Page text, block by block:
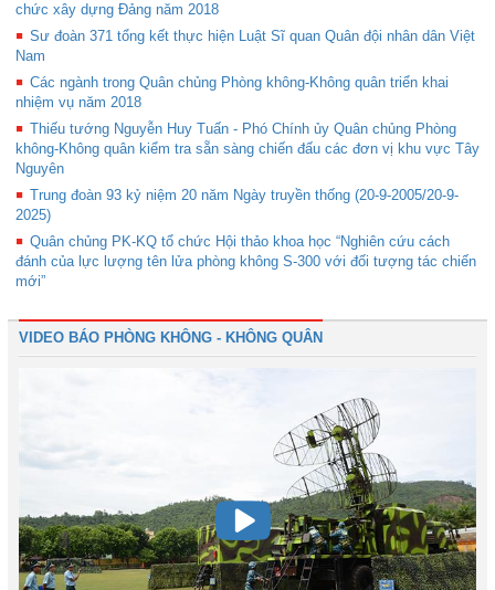
chức xây dựng Đảng năm 2018
Sư đoàn 371 tổng kết thực hiện Luật Sĩ quan Quân đội nhân dân Việt
Nam
Các ngành trong Quân chủng Phòng không-Không quân triển khai
nhiệm vụ năm 2018
Thiếu tướng Nguyễn Huy Tuấn - Phó Chính ủy Quân chủng Phòng
không-Không quân kiểm tra sẵn sàng chiến đấu các đơn vị khu vực Tây
Nguyên
Trung đoàn 93 kỷ niệm 20 năm Ngày truyền thống (20-9-2005/20-9-
2025)
Quân chủng PK-KQ tổ chức Hội thảo khoa học “Nghiên cứu cách
đánh của lực lượng tên lửa phòng không S-300 với đối tượng tác chiến
mới”
VIDEO BÁO PHÒNG KHÔNG - KHÔNG QUÂN